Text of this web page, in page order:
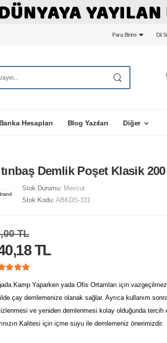
Para Birimi Dil
Banka Hesapları Blog Yazıları Diğer
Demlik Poşet Klasik
Stok Durumu: Mevcut
Stok Kodu: ABKDS-331
TL
TL
Kamp Yaparken yada Ofis Ortamları için
çay demlemenize olanak sağlar. Ayrıca kullanım
ve yeniden demlenmesi kolay olduğunda tercih
Kalitesi için içme suyu ile demlemeniz önerimizdir.